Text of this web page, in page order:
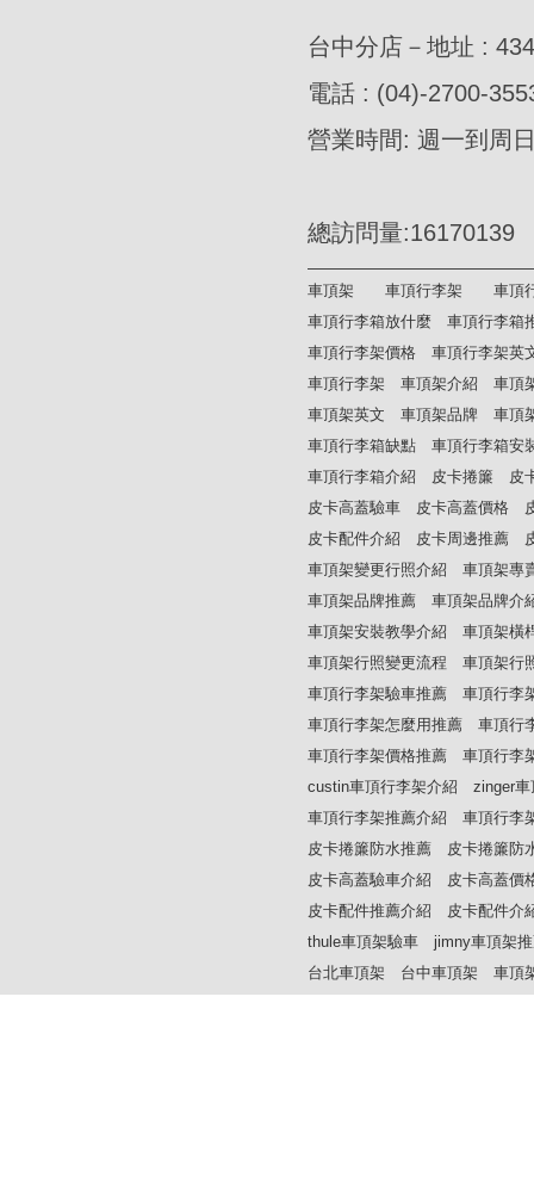
台中分店－地址 :
電話 : (04)-2700-
營業時間: 週一到周
總訪問量
車頂架 車頂行李架
車頂
車頂行李箱放什麼
車頂行李箱
車頂行李架價格
車頂行李架英
車頂行李架
車頂架介紹
車頂
車頂架英文
車頂架品牌
車頂
車頂行李箱缺點
車頂行李箱安
車頂行李箱介紹
皮卡捲簾
皮
皮卡高蓋驗車
皮卡高蓋價格
皮卡配件介紹
皮卡周邊推薦
車頂架變更行照介紹
車頂架專
車頂架品牌推薦
車頂架品牌介
車頂架安裝教學介紹
車頂架橫
車頂架行照變更流程
車頂架行
車頂行李架驗車推薦
車頂行李
車頂行李架怎麼用推薦
車頂行
車頂行李架價格推薦
車頂行李
custin車頂行李架介紹
zinger
車頂行李架推薦介紹
車頂行李
皮卡捲簾防水推薦
皮卡捲簾防
皮卡高蓋驗車介紹
皮卡高蓋價
皮卡配件推薦介紹
皮卡配件介
thule車頂架驗車
jimny車頂架
台北車頂架
台中車頂架 車頂